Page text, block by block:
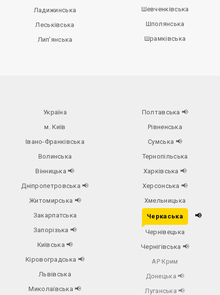
Ладижинська
Леськівська
Лип’янська
Шевченківська
Шполянська
Шрамківська
Україна
м. Київ
Івано-Франківська
Волинська
Вінницька📢
Дніпропетровська📢
Житомирська 📢
Закарпатська
Запорізька 📢
Київська📢
Кіровоградська 📢
Львівська
Миколаївська📢
Полтавська 📢
Рівненська
Сумська 📢
Тернопільська
Харківська 📢
Херсонська 📢
Хмельницька
Черкаська 📢
Чернівецька
Чернігівська 📢
АР Крим
Донецька 📢
Луганська 📢